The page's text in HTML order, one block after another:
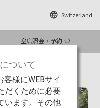
Switzerland
空席照会・予約
巡る旅 一覧
伝統建築
ついて
様にWEBサイ
だくために必要
います。その他